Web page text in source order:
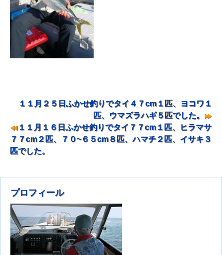
投稿ナビゲーション
１１月２５日ふかせ釣りでタイ４７cm１匹、ヨコワ１
匹、ウマズラハギ５匹でした。
１１月１６日ふかせ釣りでタイ７７cm１匹、ヒラマサ
７７cm２匹、７０~６５cm８匹、ハマチ２匹、イサキ３
匹でした。
プロフィール